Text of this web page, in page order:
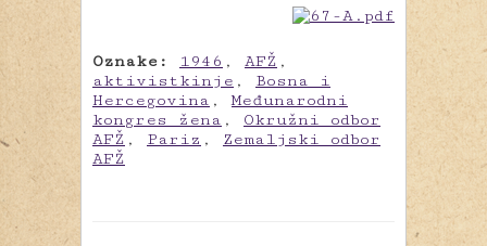
Oznake: 1946 , AFŽ ,
aktivistkinje , Bosna i
Hercegovina ,Međunarodni
kongres žena , Okružni odbor
AFŽ , Pariz , Zemaljski odbor
AFŽ